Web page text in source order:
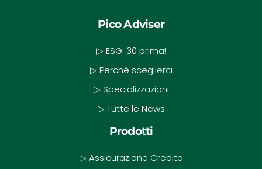
Pico Adviser
▷ ESG: 30 prima!
▷ Perché sceglierci
▷ Specializzazioni
▷ Tutte le News
Prodotti
▷ Assicurazione Credito